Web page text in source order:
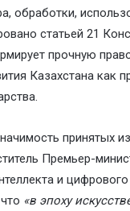
обработки,
статьей 21
прочную
Казахстана как
принятых
Премьер-
и
«в эпоху